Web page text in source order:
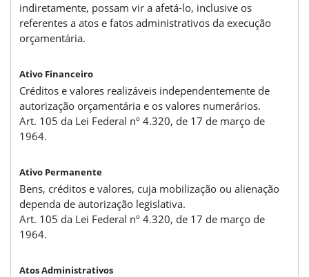
indiretamente, possam vir a afetá-lo, inclusive os
referentes a atos e fatos administrativos da execução
orçamentária.
Ativo Financeiro
Créditos e valores realizáveis independentemente de
autorização orçamentária e os valores numerários.
Art. 105 da Lei Federal nº 4.320, de 17 de março de
1964.
Ativo Permanente
Bens, créditos e valores, cuja mobilização ou alienação
dependa de autorização legislativa.
Art. 105 da Lei Federal nº 4.320, de 17 de março de
1964.
Atos Administrativos